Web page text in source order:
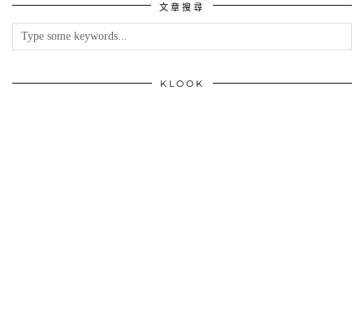
文章搜尋
KLOOK